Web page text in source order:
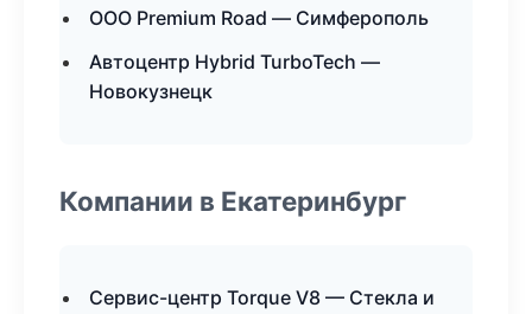
ООО Premium Road — Симферополь
Автоцентр Hybrid TurboTech —
Новокузнецк
Компании в Екатеринбург
Сервис-центр Torque V8 — Стекла и